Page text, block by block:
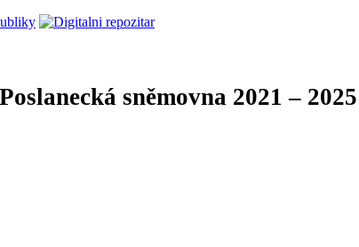
sněmovna 2021 – 2025